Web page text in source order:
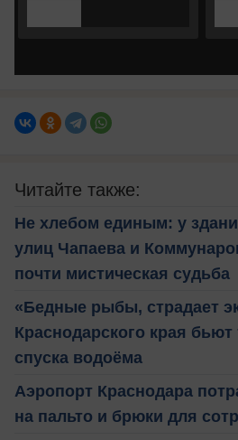
Читайте также:
Не хлебом единым: у
улиц Чапаева и
почти мистическая судьба
«Бедные рыбы, cтрадает
Краснодарского края бьют
спуска водоёма
Аэропорт Краснодара
на пальто и брюки для